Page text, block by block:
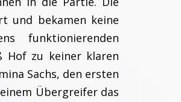
und bekamen keine
funktionierenden
Hof zu keiner klaren
Sachs, den ersten
Übergreifer das